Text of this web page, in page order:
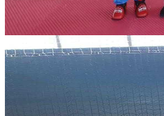
ba770ed4-92c8-4cae-b497-31f538b82538